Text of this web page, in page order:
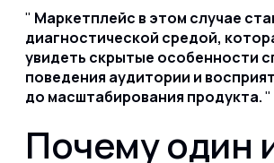
Маркетплейс в этом случае
диагностической средой,
увидеть скрытые особенности
поведения аудитории и
до масштабирования продукта.
Почему один